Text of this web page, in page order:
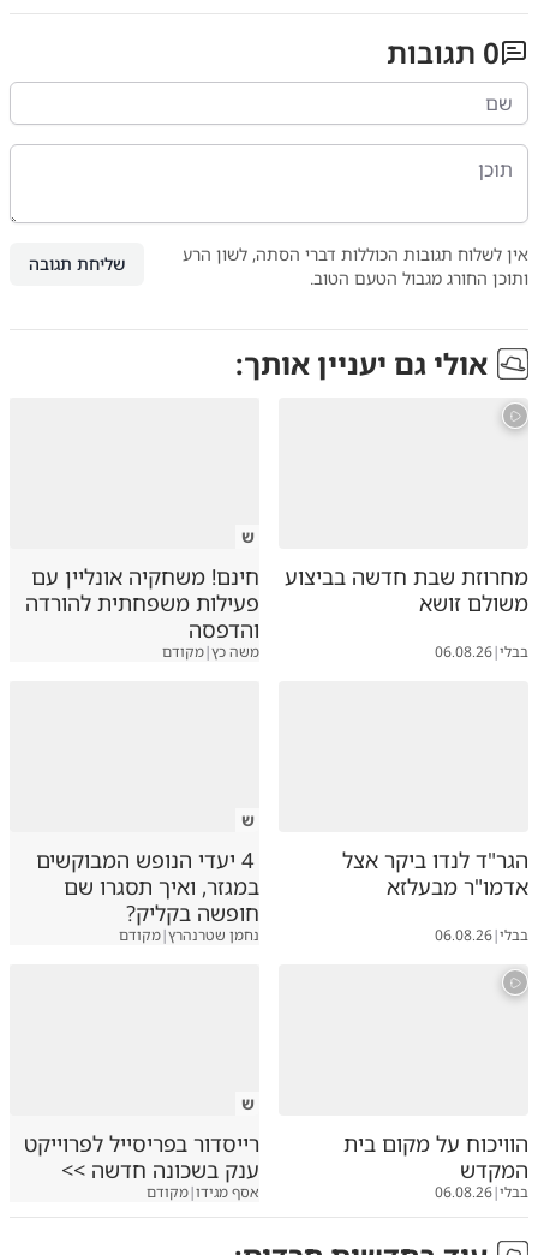
0 תגובות
אין לשלוח תגובות הכוללות דברי הסתה, לשון הרע
ותוכן החורג מגבול הטעם הטוב.
שליחת תגובה
אולי גם יעניין אותך:
מחרוזת שבת חדשה בביצוע
משולם זושא
בבלי|
06.08.26
ש
חינם! משחקיה אונליין עם
פעילות משפחתית להורדה
והדפסה
משה כץ|מקודם
הגר"ד לנדו ביקר אצל
אדמו"ר מבעלזא
בבלי|
06.08.26
ש
4 יעדי הנופש המבוקשים
במגזר, ואיך תסגרו שם
חופשה בקליק?
נחמן שטרנהרץ|מקודם
הוויכוח על מקום בית
המקדש
בבלי|
06.08.26
ש
רייסדור בפריסייל לפרוייקט
ענק בשכונה חדשה >>
אסף מגידו|מקודם